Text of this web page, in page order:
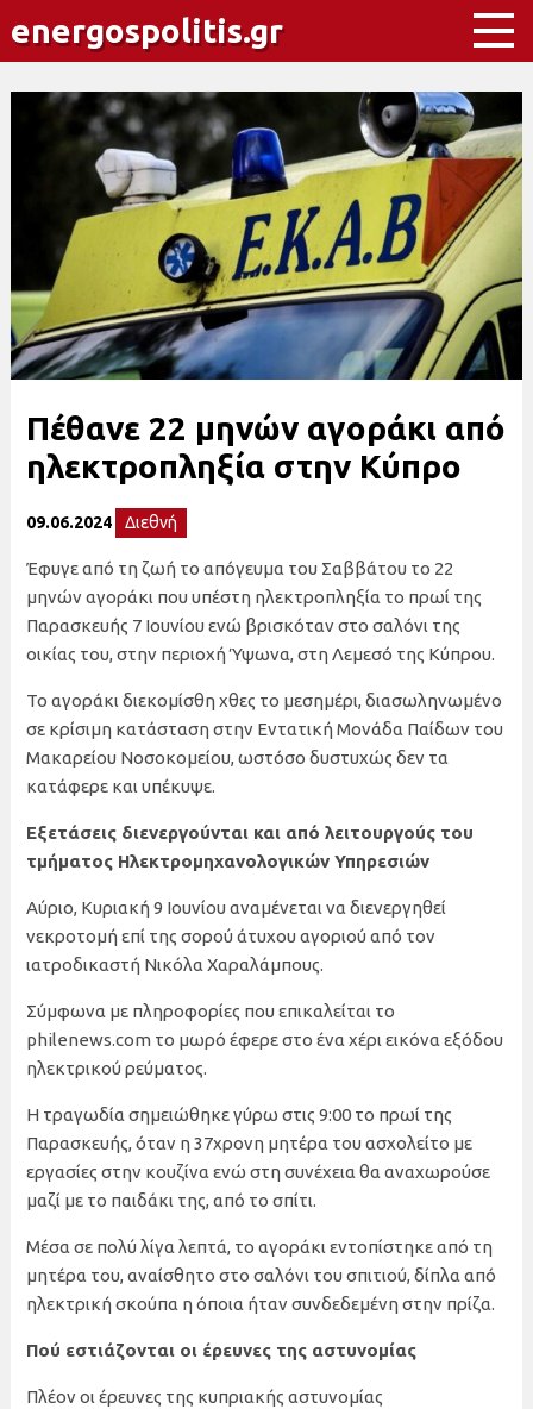
energospolitis.gr
Πέθανε 22 μηνών αγοράκι από
ηλεκτροπληξία στην Κύπρο
09.06.2024 Διεθνή
Έφυγε από τη ζωή το απόγευμα του Σαββάτου το 22
μηνών αγοράκι που υπέστη ηλεκτροπληξία το πρωί της
Παρασκευής 7 Ιουνίου ενώ βρισκόταν στο σαλόνι της
οικίας του, στην περιοχή Ύψωνα, στη Λεμεσό της Κύπρου.
Το αγοράκι διεκομίσθη χθες το μεσημέρι, διασωληνωμένο
σε κρίσιμη κατάσταση στην Εντατική Μονάδα Παίδων του
Μακαρείου Νοσοκομείου, ωστόσο δυστυχώς δεν τα
κατάφερε και υπέκυψε.
Εξετάσεις διενεργούνται και από λειτουργούς του
τμήματος Ηλεκτρομηχανολογικών Υπηρεσιών
Αύριο, Κυριακή 9 Ιουνίου αναμένεται να διενεργηθεί
νεκροτομή επί της σορού άτυχου αγοριού από τον
ιατροδικαστή Νικόλα Χαραλάμπους.
Σύμφωνα με πληροφορίες που επικαλείται το
philenews.com το μωρό έφερε στο ένα χέρι εικόνα εξόδου
ηλεκτρικού ρεύματος.
Η τραγωδία σημειώθηκε γύρω στις 9:00 το πρωί της
Παρασκευής, όταν η 37χρονη μητέρα του ασχολείτο με
εργασίες στην κουζίνα ενώ στη συνέχεια θα αναχωρούσε
μαζί με το παιδάκι της, από το σπίτι.
Μέσα σε πολύ λίγα λεπτά, το αγοράκι εντοπίστηκε από τη
μητέρα του, αναίσθητο στο σαλόνι του σπιτιού, δίπλα από
ηλεκτρική σκούπα η όποια ήταν συνδεδεμένη στην πρίζα.
Πού εστιάζονται οι έρευνες της αστυνομίας
Πλέον οι έρευνες της κυπριακής αστυνομίας